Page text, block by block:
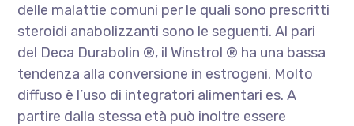
delle malattie comuni per le quali sono prescritti
steroidi anabolizzanti sono le seguenti. Al pari
del Deca Durabolin ®, il Winstrol ® ha una bassa
tendenza alla conversione in estrogeni. Molto
diffuso è l’uso di integratori alimentari es. A
partire dalla stessa età può inoltre essere